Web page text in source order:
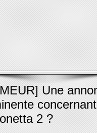
Une
concernant
2 ?